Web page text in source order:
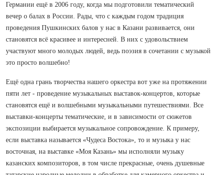
Германии ещё в 2006 году, когда мы подготовили тематический
вечер о балах в России. Рады, что с каждым годом традиция
проведения Пушкинских балов у нас в Казани развивается, они
становятся всё красивее и интересней. В них с удовольствием
участвуют много молодых людей, ведь поэзия в сочетании с музыкой
это просто волшебно!
Ещё одна грань творчества нашего оркестра вот уже на протяжении
пяти лет - проведение музыкальных выставок-концертов, которые
становятся ещё и волшебными музыкальными путешествиями. Все
выставки-концерты тематические, и в зависимости от сюжетов
экспозиции выбирается музыкальное сопровождение. К примеру,
если выставка называется «Чудеса Востока», то и музыка у нас
восточная, на выставке «Моя Казань» мы исполняли музыку
казанских композиторов, в том числе прекрасные, очень душевные